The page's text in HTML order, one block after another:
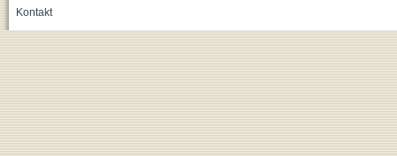
Kontakt